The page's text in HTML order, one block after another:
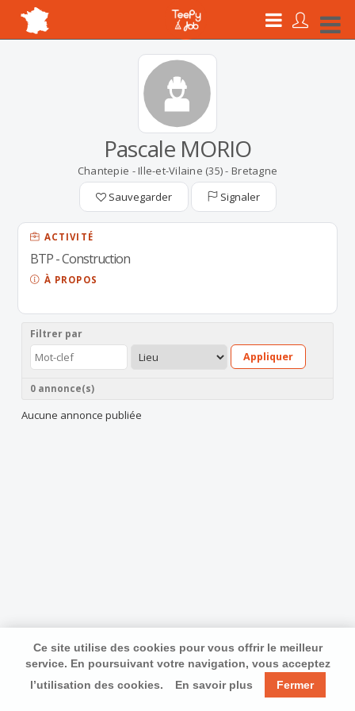
Pascale MORIO
Chantepie - Ille-et-Vilaine (35) - Bretagne
Sauvegarder
Signaler
ACTIVITÉ
BTP - Construction
À PROPOS
Filtrer par
Appliquer
0 annonce(s)
Aucune annonce publiée
Ce site utilise des cookies pour vous offrir le meilleur
service. En poursuivant votre navigation, vous acceptez
l’utilisation des cookies.
En savoir plus Fermer